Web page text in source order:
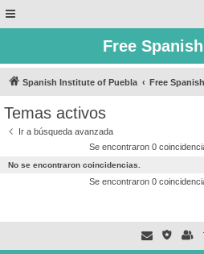
Free
Spanish Institute of Puebla Free
Temas activos
Ir a búsqueda avanzada
Se encontraron 0
No se encontraron coincidencias.
Se encontraron 0